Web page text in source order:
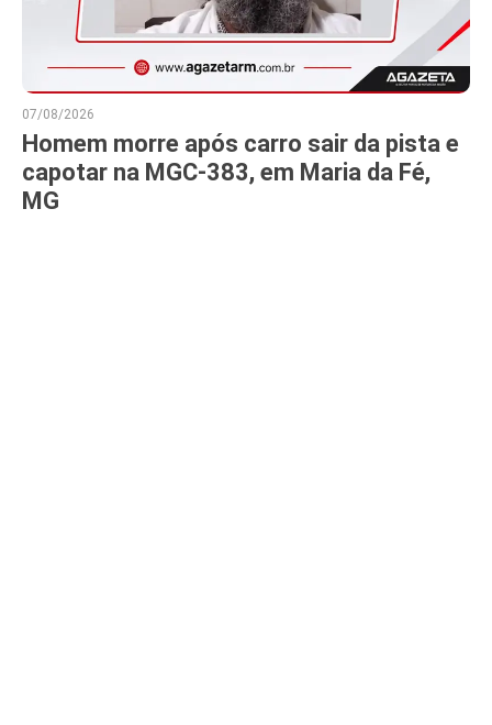
07/08/2026
Homem morre após carro sair da pista e
capotar na MGC-383, em Maria da Fé,
MG